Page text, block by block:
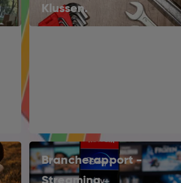
Klussen.
Brancherapport -
Streaming.